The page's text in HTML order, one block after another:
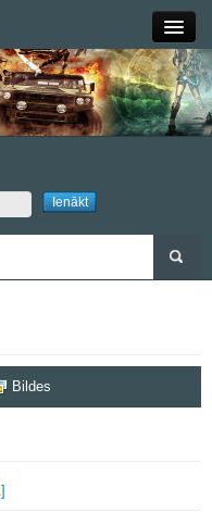
Close
Forums
Grupas
Bildes
]